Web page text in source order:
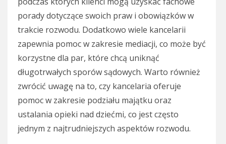
porady dotyczące swoich praw i obowiązków w
trakcie rozwodu. Dodatkowo wiele kancelarii
zapewnia pomoc w zakresie mediacji, co może być
korzystne dla par, które chcą uniknąć
długotrwałych sporów sądowych. Warto również
zwrócić uwagę na to, czy kancelaria oferuje
pomoc w zakresie podziału majątku oraz
ustalania opieki nad dziećmi, co jest często
jednym z najtrudniejszych aspektów rozwodu.